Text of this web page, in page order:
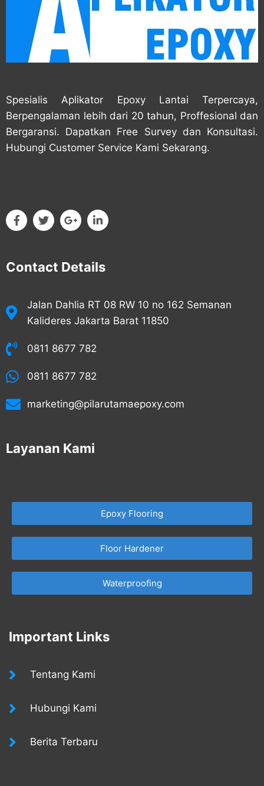
Spesialis Aplikator Epoxy Lantai Terpercaya,
Berpengalaman lebih dari 20 tahun, Proffesional dan
Bergaransi. Dapatkan Free Survey dan Konsultasi.
Hubungi Customer Service Kami Sekarang.
Contact Details
Jalan Dahlia RT 08 RW 10 no 162 Semanan
Kalideres Jakarta Barat 11850
0811 8677 782
0811 8677 782
marketing@pilarutamaepoxy.com
Layanan Kami
Epoxy Flooring
Floor Hardener
Waterproofing
Important Links
Tentang Kami
Hubungi Kami
Berita Terbaru